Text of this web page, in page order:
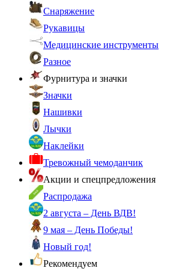
Снаряжение
Рукавицы
Медицинские инструменты
Разное
Фурнитура и значки
Значки
Нашивки
Лычки
Наклейки
Тревожный чемоданчик
Акции и спецпредложения
Распродажа
2 августа – День ВДВ!
9 мая – День Победы!
Новый год!
Рекомендуем